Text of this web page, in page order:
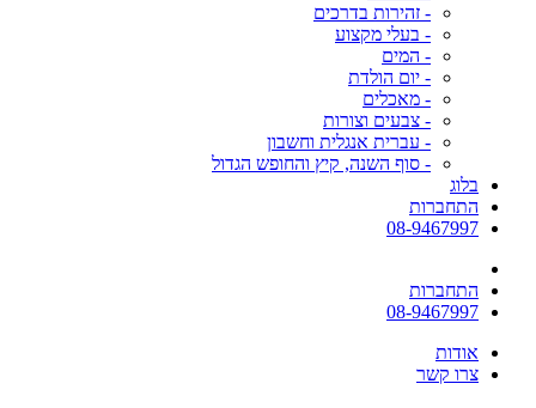
- זהירות בדרכים
- בעלי מקצוע
- המים
- יום הולדת
- מאכלים
- צבעים וצורות
- עברית אנגלית וחשבון
- סוף השנה, קיץ והחופש הגדול
בלוג
התחברות
08-9467997
התחברות
08-9467997
אודות
צרו קשר